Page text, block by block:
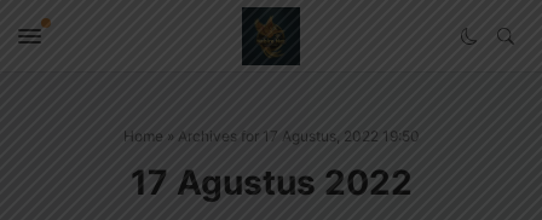
Home » Archives for 17 Agustus, 2022 19:50
17 Agustus 2022